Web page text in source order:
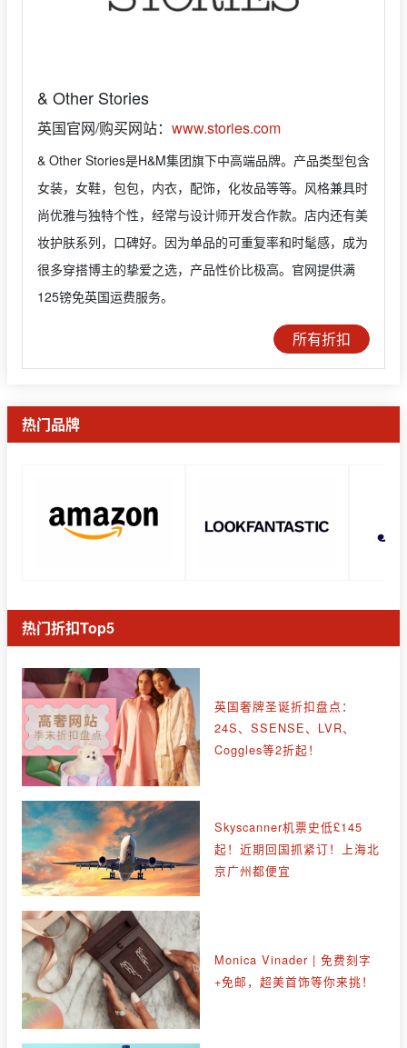
& Other Stories
英国官网/购买网站： www.stories.com
& Other Stories是H&M集团旗下中高端品牌。产品类型包含
女装，女鞋，包包，内衣，配饰，化妆品等等。风格兼具时
尚优雅与独特个性，经常与设计师开发合作款。店内还有美
妆护肤系列，口碑好。因为单品的可重复率和时髦感，成为
很多穿搭博主的挚爱之选，产品性价比极高。官网提供满
125镑免英国运费服务。
所有折扣
热门品牌
热门折扣Top5
英国奢牌圣诞折扣盘点：
24S、SSENSE、LVR、
Coggles等2折起！
Skyscanner机票史低£145
起！近期回国抓紧订！上海北
京广州都便宜
Monica Vinader | 免费刻字
+免邮，超美首饰等你来挑！